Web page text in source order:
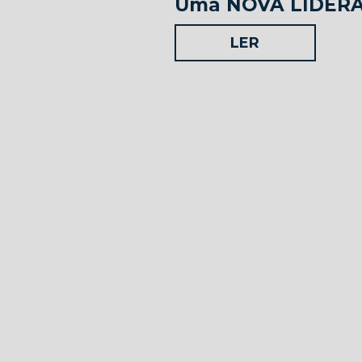
Uma NOVA
LER